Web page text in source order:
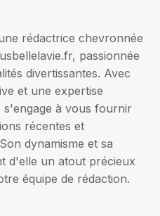
rédactrice chevronnée
passionnée
divertissantes. Avec
et une expertise
s'engage à vous fournir
récentes et
dynamisme et sa
d'elle un atout précieux
équipe de rédaction.